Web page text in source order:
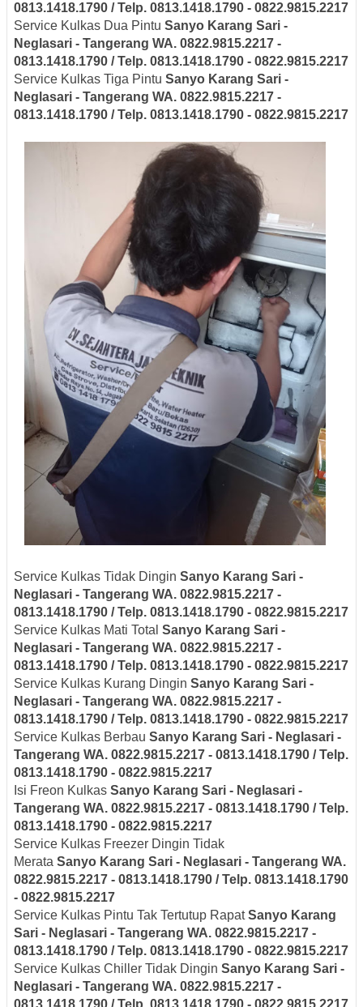
0813.1418.1790 / Telp. 0813.1418.1790 - 0822.9815.2217
Service Kulkas Dua Pintu Sanyo Karang Sari -
Neglasari - Tangerang WA. 0822.9815.2217 -
0813.1418.1790 / Telp. 0813.1418.1790 - 0822.9815.2217
Service Kulkas Tiga Pintu Sanyo Karang Sari -
Neglasari - Tangerang WA. 0822.9815.2217 -
0813.1418.1790 / Telp. 0813.1418.1790 - 0822.9815.2217
Service Kulkas Tidak Dingin Sanyo Karang Sari -
Neglasari - Tangerang WA. 0822.9815.2217 -
0813.1418.1790 / Telp. 0813.1418.1790 - 0822.9815.2217
Service Kulkas Mati Total Sanyo Karang Sari -
Neglasari - Tangerang WA. 0822.9815.2217 -
0813.1418.1790 / Telp. 0813.1418.1790 - 0822.9815.2217
Service Kulkas Kurang Dingin Sanyo Karang Sari -
Neglasari - Tangerang WA. 0822.9815.2217 -
0813.1418.1790 / Telp. 0813.1418.1790 - 0822.9815.2217
Service Kulkas Berbau Sanyo Karang Sari - Neglasari -
Tangerang WA. 0822.9815.2217 - 0813.1418.1790 / Telp.
0813.1418.1790 - 0822.9815.2217
Isi Freon Kulkas Sanyo Karang Sari - Neglasari -
Tangerang WA. 0822.9815.2217 - 0813.1418.1790 / Telp.
0813.1418.1790 - 0822.9815.2217
Service Kulkas Freezer Dingin Tidak
Merata Sanyo Karang Sari - Neglasari - Tangerang WA.
0822.9815.2217 - 0813.1418.1790 / Telp. 0813.1418.1790
- 0822.9815.2217
Service Kulkas Pintu Tak Tertutup RapatSanyo Karang
Sari - Neglasari - Tangerang WA. 0822.9815.2217 -
0813.1418.1790 / Telp. 0813.1418.1790 - 0822.9815.2217
Service Kulkas Chiller Tidak Dingin Sanyo Karang Sari -
Neglasari - Tangerang WA. 0822.9815.2217 -